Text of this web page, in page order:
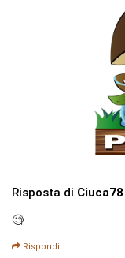
Risposta di Ciuca78
🧐
Rispondi